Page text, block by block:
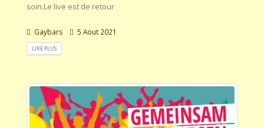
soin.Le live est de retour
Gaybars 5 Aout 2021
LIRE PLUS